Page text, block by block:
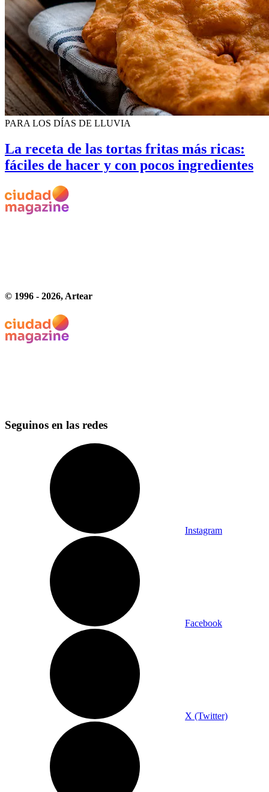
PARA LOS DÍAS DE LLUVIA
La receta de las tortas fritas más ricas:
fáciles de hacer y con pocos ingredientes
© 1996 - 2026, Artear
Seguinos en las redes
Instagram
Facebook
X (Twitter)